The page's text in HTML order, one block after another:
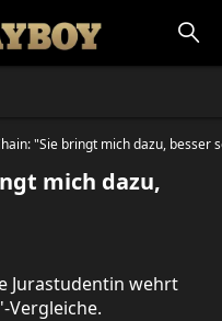
"Sie bringt mich dazu, besser
mich dazu,
Jurastudentin wehrt
Vergleiche.